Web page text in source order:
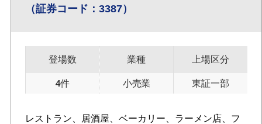
（証券コード：3387）
登場数
4件
業種
小売業
上場区分
東証一部
レストラン、居酒屋、ベーカリー、ラーメン店、フ